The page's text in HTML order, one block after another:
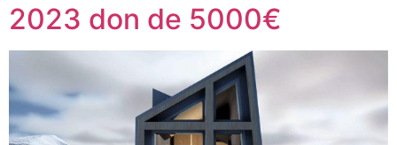
2023 don de 5000€